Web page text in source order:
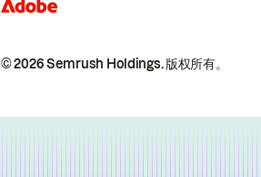
© 2026 Semrush Holdings.版权所有。